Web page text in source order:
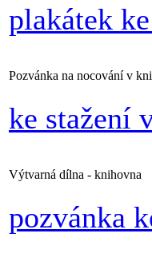
plakátek
Pozvánka na nocování v
ke stažení
Výtvarná dílna - knihovna
pozvánka